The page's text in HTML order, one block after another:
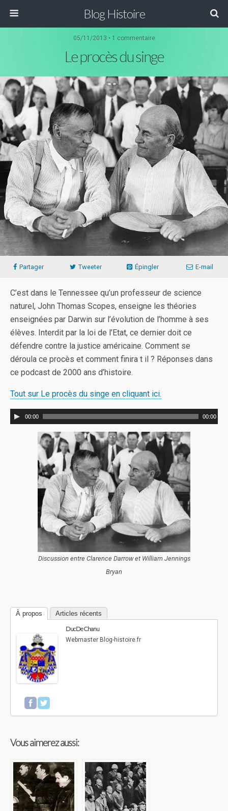
Blog Histoire
05/11/2013 • 1 commentaire
Le procès du singe
Partager Tweeter Épingler E-mail
C’est dans le Tennessee qu’un professeur de science
naturel, John Thomas Scopes, enseigne les théories
enseignées par Darwin sur l’évolution de l’homme à ses
élèves. Interdit par la loi de l’Etat, ce dernier doit ce
défendre contre la justice américaine. Comment se
déroula ce procès et comment finira t il ? Réponses dans
ce podcast de 2000 ans d’histoire.
Tout sur Le procès du singe en cliquant ici.
00:00 00:00
Discussion entre Clarence Darrow et William Jennings
Bryan
À propos
Articles récents
Duc De Chanu
Webmaster Blog-histoire.fr
Vous aimerez aussi: